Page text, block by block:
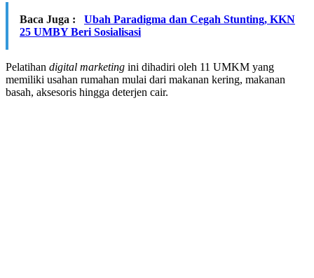
Baca Juga :
Ubah Paradigma dan Cegah Stunting, KKN
25 UMBY Beri Sosialisasi
Pelatihan digital marketing ini dihadiri oleh 11 UMKM yang
memiliki usahan rumahan mulai dari makanan kering, makanan
basah, aksesoris hingga deterjen cair.